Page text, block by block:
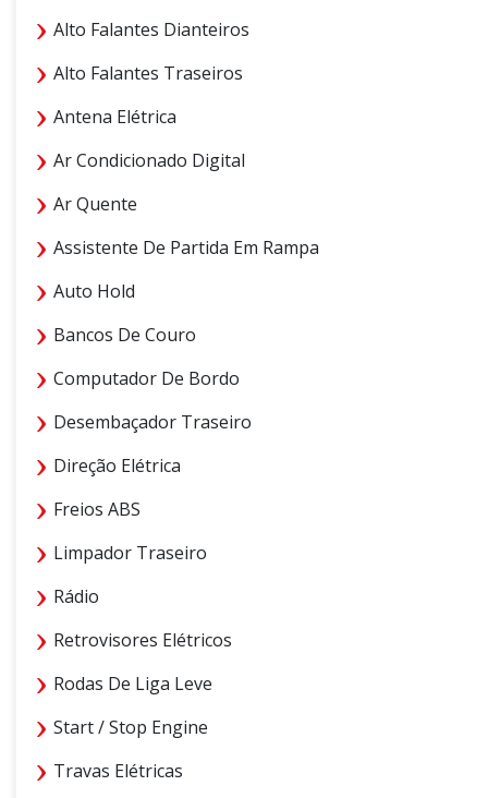
Alto Falantes Dianteiros
Alto Falantes Traseiros
Antena Elétrica
Ar Condicionado Digital
Ar Quente
Assistente De Partida Em Rampa
Auto Hold
Bancos De Couro
Computador De Bordo
Desembaçador Traseiro
Direção Elétrica
Freios ABS
Limpador Traseiro
Rádio
Retrovisores Elétricos
Rodas De Liga Leve
Start / Stop Engine
Travas Elétricas